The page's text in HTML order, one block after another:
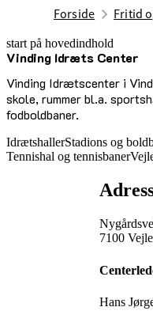
Forside Fritid
start på hovedindhold
Vinding Idræts Center
Vinding Idrætscenter i
skole, rummer bl.a.
fodboldbaner.
senest opdateret 17. februar
IdrætshallerStadions og
Tennishal og tennisbaner
7100 Vejle
Hans